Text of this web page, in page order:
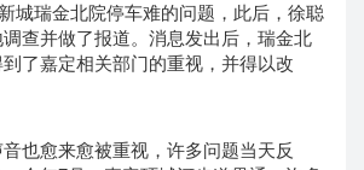
城瑞金北院停车难的问题，此后，徐聪
查并做了报道。消息发出后，瑞金北
了嘉定相关部门的重视，并得以改
也愈来愈被重视，许多问题当天反